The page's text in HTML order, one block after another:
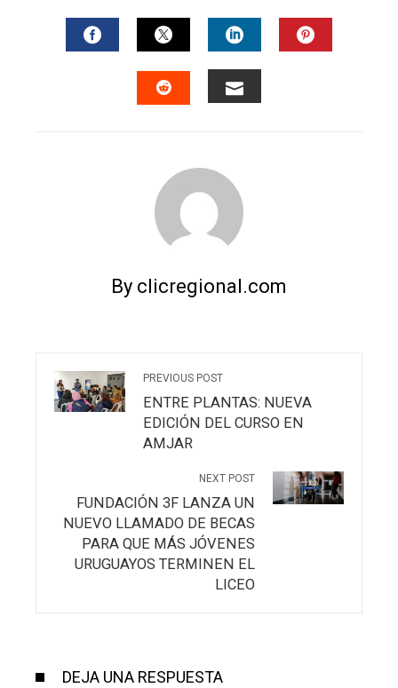
FACEBOOKTWITTERLINKEDIN
By clicregional.com
PREVIOUS POST
ENTRE PLANTAS: NUEVA
EDICIÓN DEL CURSO EN
AMJAR
NEXT POST
FUNDACIÓN 3F LANZA UN
NUEVO LLAMADO DE BECAS
PARA QUE MÁS JÓVENES
URUGUAYOS TERMINEN EL
LICEO
DEJA UNA RESPUESTA